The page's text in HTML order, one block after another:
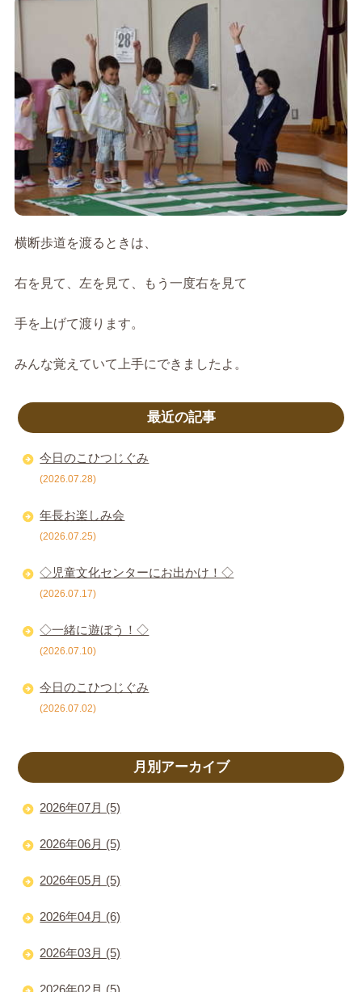
横断歩道を渡るときは、
右を見て、左を見て、もう一度右を見て
手を上げて渡ります。
みんな覚えていて上手にできましたよ。
最近の記事
今日のこひつじぐみ
(2026.07.28)
年長お楽しみ会
(2026.07.25)
◇児童文化センターにお出かけ！◇
(2026.07.17)
◇一緒に遊ぼう！◇
(2026.07.10)
今日のこひつじぐみ
(2026.07.02)
月別アーカイブ
2026年07月 (5)
2026年06月 (5)
2026年05月 (5)
2026年04月 (6)
2026年03月 (5)
2026年02月 (5)